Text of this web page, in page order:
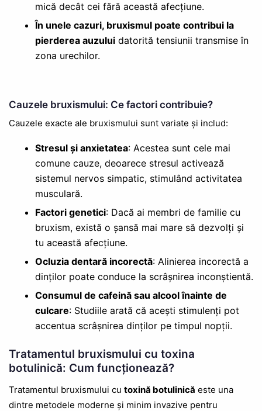
mică decât cei fără această afecțiune.
În unele cazuri, bruxismul poate contribui la
pierderea auzuluidatorită tensiunii transmise în
zona urechilor.
Cauzele bruxismului: Ce factori contribuie?
Cauzele exacte ale bruxismului sunt variate și includ:
Stresul și anxietatea: Acestea sunt cele mai
comune cauze, deoarece stresul activează
sistemul nervos simpatic, stimulând activitatea
musculară.
Factori genetici: Dacă ai membri de familie cu
bruxism, există o șansă mai mare să dezvolți și
tu această afecțiune.
Ocluzia dentară incorectă: Alinierea incorectă a
dinților poate conduce la scrâșnirea inconștientă.
Consumul de cafeină sau alcool înainte de
culcare: Studiile arată că acești stimulenți pot
accentua scrâșnirea dinților pe timpul nopții.
Tratamentul bruxismului cu toxina
botulinică: Cum funcționează?
Tratamentul bruxismului cu toxină botulinică este una
dintre metodele moderne și minim invazive pentru